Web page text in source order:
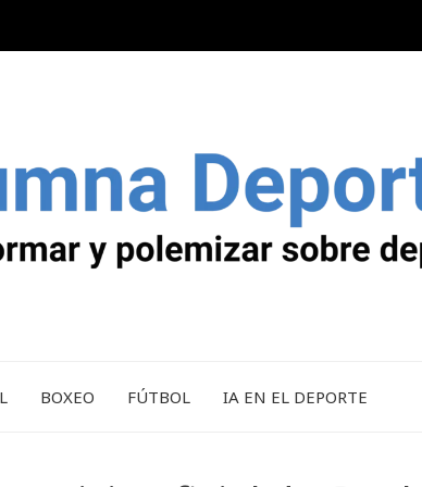
BOXEO FÚTBOL IA EN EL DEPORTE